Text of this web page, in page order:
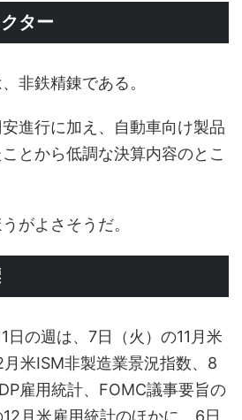
ター
非鉄精錬である。
進行に加え、自動車向け製品
とから低調な決算内容のとこ
がよさそうだ。
日の週は、7日（火）の11月米
米ISM非製造業景況指数、8
雇用統計、FOMC議事要旨の
月米雇用統計のほかに、6日